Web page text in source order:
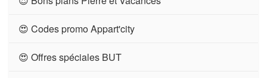
😍 Codes promo Appart'city
😍 Offres spéciales BUT